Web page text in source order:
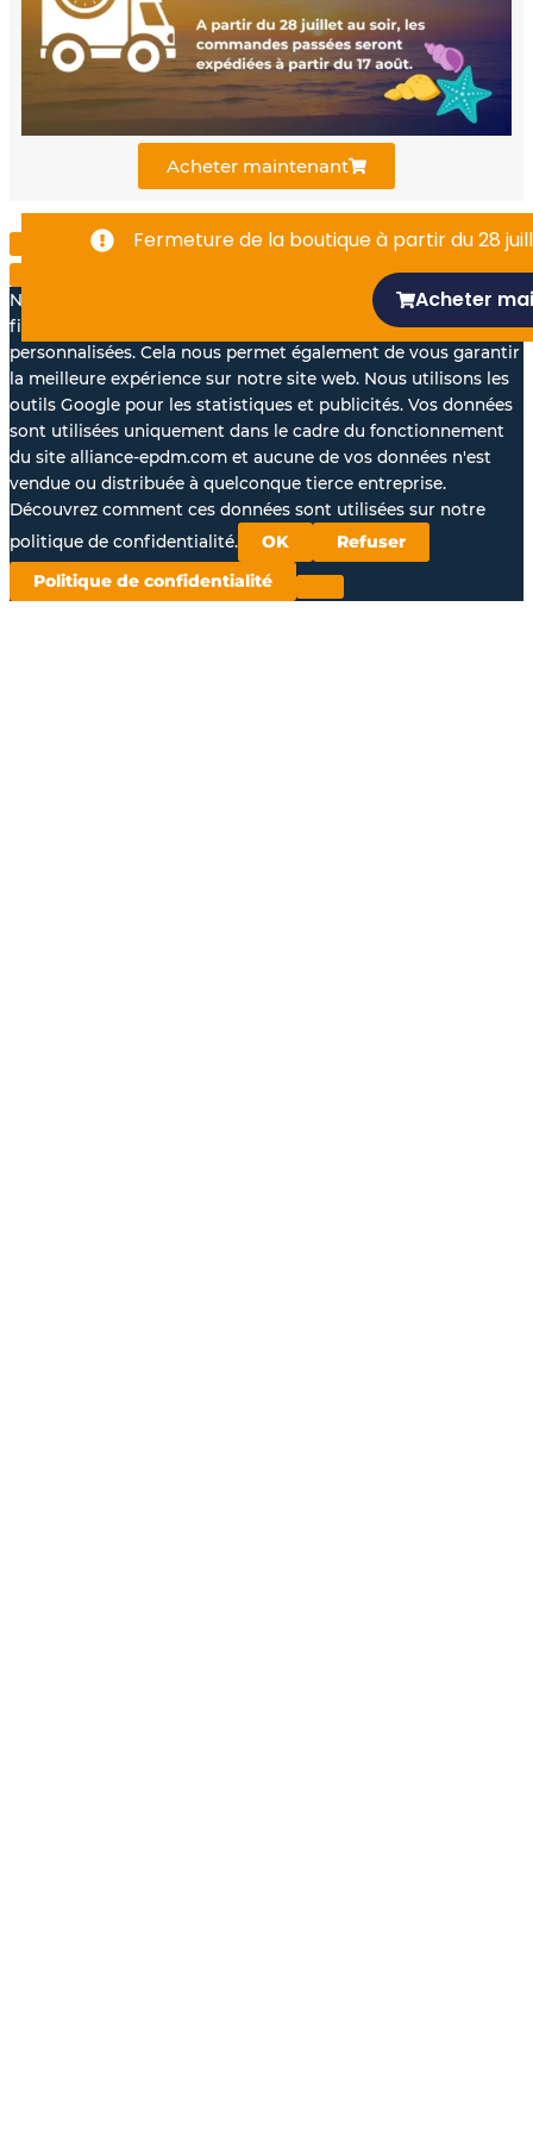
o
o
k
-
b
e
d
i
n
Acheter maintenant
Fermeture de la boutique à partir du 28
Acheter
Nous aimerions avec votre accord, utiliser vos données à des
fins statistiques et pour vous proposer des annonces
personnalisées. Cela nous permet également de vous garantir
la meilleure expérience sur notre site web. Nous utilisons les
outils Google pour les statistiques et publicités. Vos données
sont utilisées uniquement dans le cadre du fonctionnement
du site alliance-epdm.com et aucune de vos données n'est
vendue ou distribuée à quelconque tierce entreprise.
Découvrez comment ces données sont utilisées sur notre
politique de confidentialité.
OK Refuser
Politique de confidentialité